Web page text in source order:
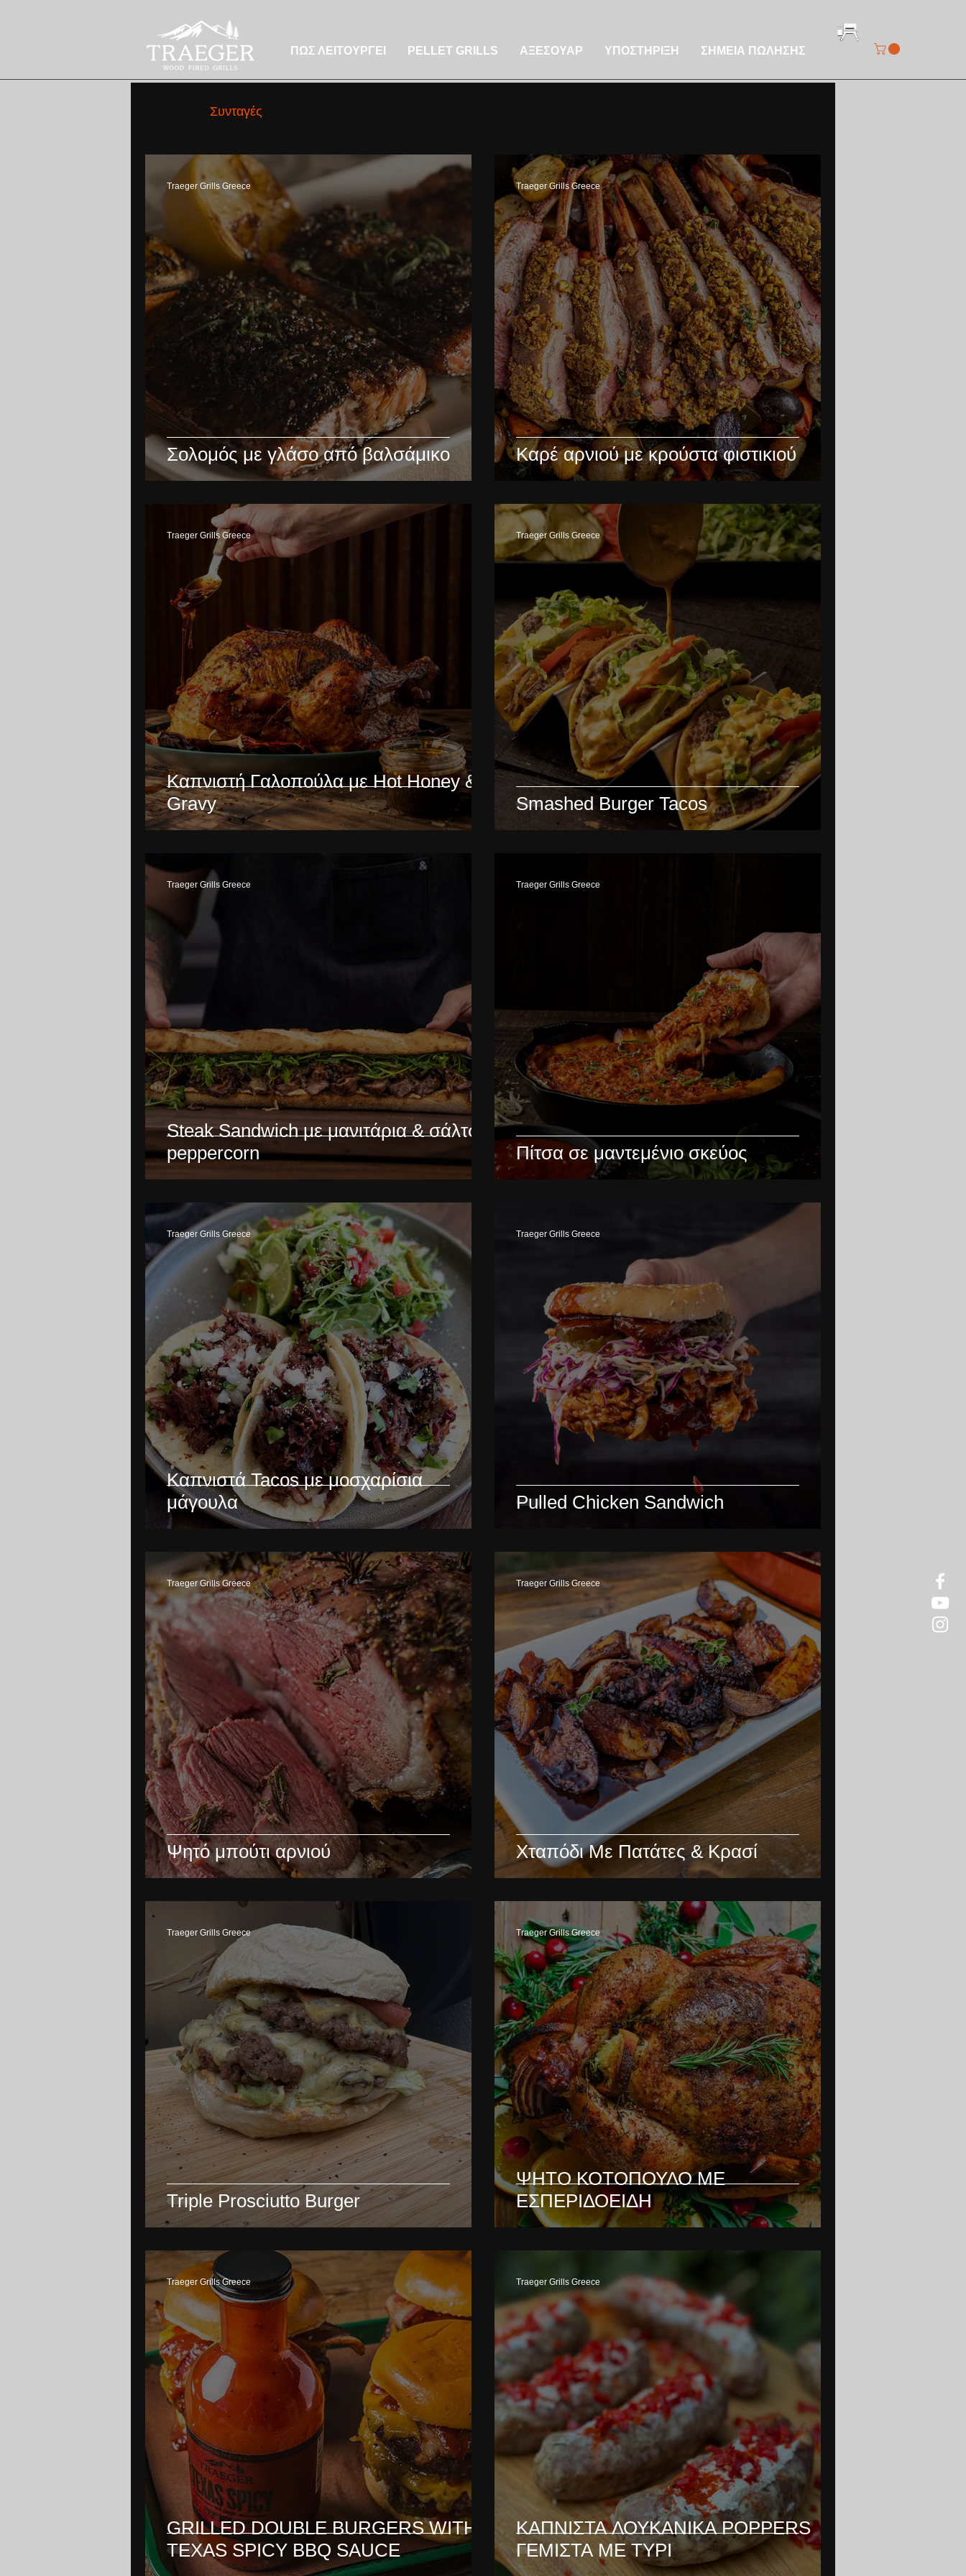
ΠΩΣ ΛΕΙΤΟΥΡΓΕΙ PELLET GRILLS ΑΞΕΣΟΥΑΡ ΥΠΟΣΤΗΡΙΞΗ ΣΗΜΕΙΑ ΠΩΛΗΣΗΣ
Συνταγές
Σολομός με γλάσο από βαλσάμικο
Traeger Grills Greece
Καρέ αρνιού με κρούστα φιστικιού
Traeger Grills Greece
Καπνιστή Γαλοπούλα με Hot Honey &
Gravy
Traeger Grills Greece
Smashed Burger Tacos
Traeger Grills Greece
Steak Sandwich με μανιτάρια & σάλτσα
peppercorn
Traeger Grills Greece
Πίτσα σε μαντεμένιο σκεύος
Traeger Grills Greece
Καπνιστά Tacos με μοσχαρίσια
μάγουλα
Traeger Grills Greece
Pulled Chicken Sandwich
Traeger Grills Greece
Ψητό μπούτι αρνιού
Traeger Grills Greece
Χταπόδι Με Πατάτες & Κρασί
Traeger Grills Greece
Triple Prosciutto Burger
Traeger Grills Greece
ΨΗΤΟ ΚΟΤΟΠΟΥΛΟ ΜΕ
ΕΣΠΕΡΙΔΟΕΙΔΗ
Traeger Grills Greece
GRILLED DOUBLE BURGERS WITH
TEXAS SPICY BBQ SAUCE
Traeger Grills Greece
ΚΑΠΝΙΣΤΑ ΛΟΥΚΑΝΙΚΑ POPPERS
ΓΕΜΙΣΤΑ ΜΕ ΤΥΡΙ
Traeger Grills Greece